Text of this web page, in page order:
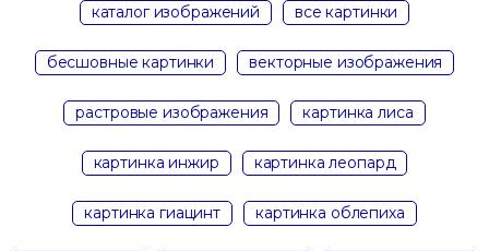
каталог изображений все картинки
бесшовные картинки векторные изображения
растровые изображения картинка лиса
картинка инжир картинка леопард
картинка гиацинт картинка облепиха